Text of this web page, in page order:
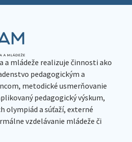
a mládeže realizuje činnosti ako
pedagogickým a
metodické usmerňovanie
pedagogický výskum,
olympiád a súťaží, externé
vzdelávanie mládeže či